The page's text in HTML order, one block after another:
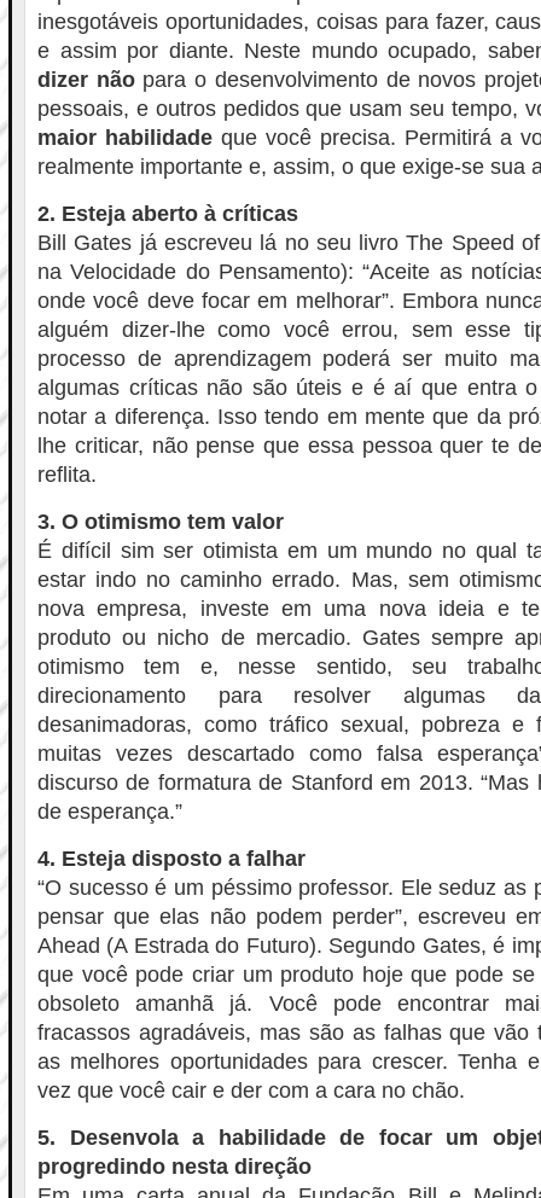
inesgotáveis oportunidades, coisas para fazer,
e assim por diante. Neste mundo ocupado,
dizer nãopara o desenvolvimento de novos
pessoais, e outros pedidos que usam seu tempo,
maior habilidade que você precisa. Permitirá a
realmente importante e, assim, o que exige-se sua
2. Esteja aberto à críticas
Bill Gates já escreveu lá no seu livro The Speed
na Velocidade do Pensamento): “Aceite as
onde você deve focar em melhorar”. Embora
alguém dizer-lhe como você errou, sem esse
processo de aprendizagem poderá ser muito
algumas críticas não são úteis e é aí que entra
notar a diferença. Isso tendo em mente que da
lhe criticar, não pense que essa pessoa quer te
reflita.
3. O otimismo tem valor
É difícil sim ser otimista em um mundo no qual
estar indo no caminho errado. Mas, sem
nova empresa, investe em uma nova ideia e
produto ou nicho de mercadio. Gates sempre
otimismo tem e, nesse sentido, seu
direcionamento para resolver algumas
desanimadoras, como tráfico sexual, pobreza e
muitas vezes descartado como falsa
discurso de formatura de Stanford em 2013. “Mas
de esperança.”
4. Esteja disposto a falhar
“O sucesso é um péssimo professor. Ele seduz as
pensar que elas não podem perder”, escreveu
Ahead (A Estrada do Futuro). Segundo Gates, é
que você pode criar um produto hoje que pode
obsoleto amanhã já. Você pode encontrar
fracassos agradáveis, mas são as falhas que
as melhores oportunidades para crescer. Tenha
vez que você cair e der com a cara no chão.
5. Desenvola a habilidade de focar um
progredindo nesta direção